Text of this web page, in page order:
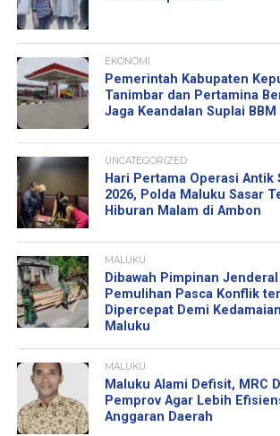
EKONOMI
Pemerintah Kabupaten
Tanimbar dan Pertamina
Jaga Keandalan Suplai
UNCATEGORIZED
Hari Pertama Operasi Antik
2026, Polda Maluku Sasar
Hiburan Malam di Ambon
MALUKU
Dibawah Pimpinan
Pemulihan Pasca Konflik
Dipercepat Demi
Maluku
MALUKU
Maluku Alami Defisit, MRC
Pemprov Agar Lebih
Anggaran Daerah